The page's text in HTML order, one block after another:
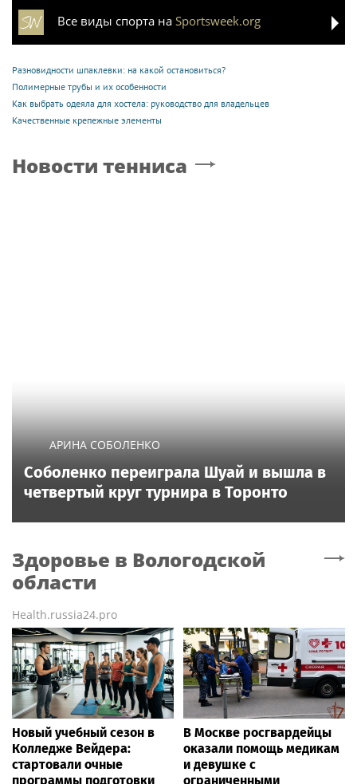
Все виды спорта на Sportsweek.org
Разновидности шпаклевки: на какой остановиться?
Полимерные трубы и их особенности
Как выбрать одеяла для хостела: руководство для владельцев
Качественные крепежные элементы
Новости тенниса
АРИНА СОБОЛЕНКО
Соболенко переиграла Шуай и вышла в
четвертый круг турнира в Торонто
Здоровье в Вологодской
области
Health.russia24.pro
Новый учебный сезон в
Колледже Вейдера:
стартовали очные
программы подготовки
В Москве росгвардейцы
оказали помощь медикам
и девушке с
ограниченными